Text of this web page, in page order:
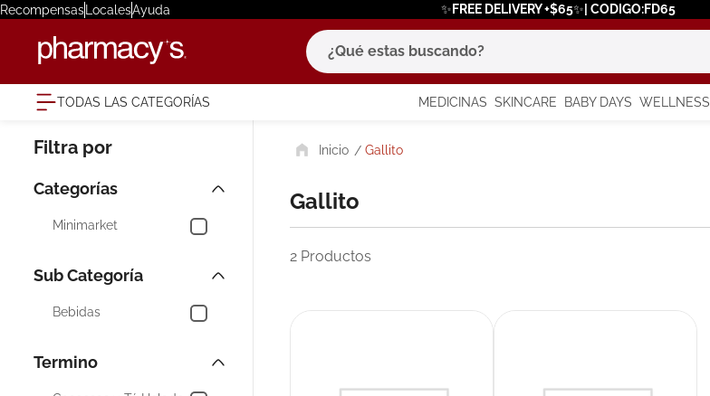
RecompensasLocalesAyuda ✨FREE DELIVERY +$65✨| CODIGO:FD65
¿Qué estas buscando?
TODAS LAS CATEGORÍAS MEDICINAS SKINCARE BABY DAYS WELLNESS
Minimarket
Bebidas
Gallito
Gallito
2 Productos
términos más buscados
1. eucerin
6. degraler